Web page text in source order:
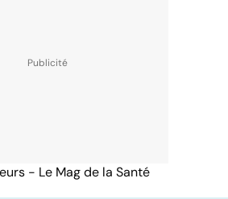
- Le Mag de la Santé